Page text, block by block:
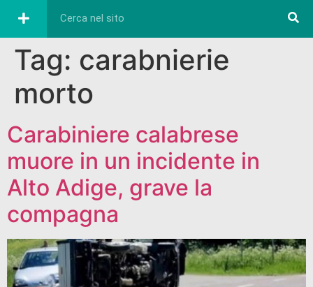
Tag: carabnierie
morto
Carabiniere calabrese
muore in un incidente in
Alto Adige, grave la
compagna